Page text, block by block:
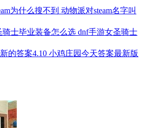
为什么搜不到 动物派对steam名字叫
骑士毕业装备怎么选 dnf手游女圣骑士
的答案4.10 小鸡庄园今天答案最新版